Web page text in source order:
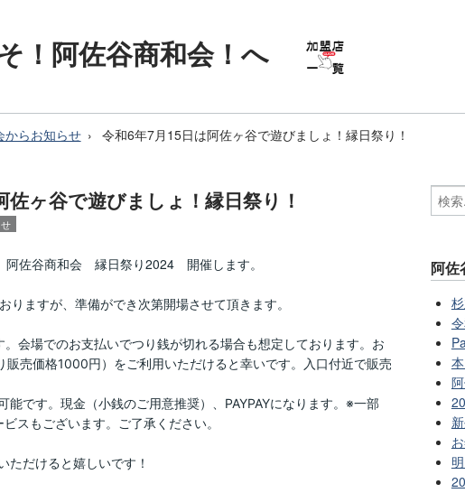
！阿佐谷商和会！へ
からお知らせ 令和6年7月15日は阿佐ヶ谷で遊びましょ！縁日祭り！
ヶ谷で遊びましょ！縁日祭り！
佐谷商和会 縁日祭り2024 開催します。
りますが、準備ができ次第開場させて頂きます。
会場でのお支払いでつり銭が切れる場合も想定しております。お
販売価格1000円）をご利用いただけると幸いです。入口付近で販売
能です。現金（小銭のご用意推奨）、PAYPAYになります。※一部
スもございます。ご了承ください。
ただけると嬉しいです！
阿佐